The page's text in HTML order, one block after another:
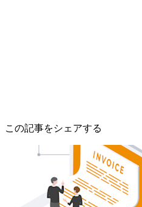
この記事をシェアする